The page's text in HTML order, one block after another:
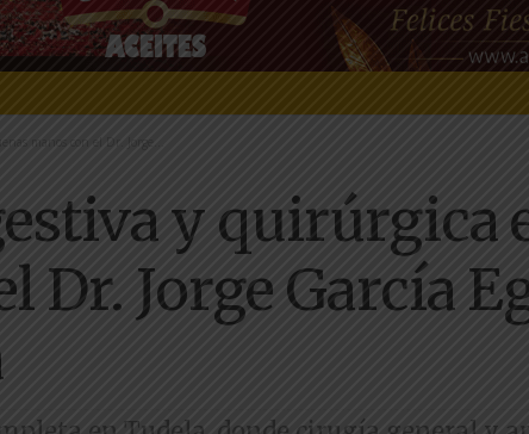
manos con el Dr. Jorge...
y quirúrgica
Dr. Jorge García